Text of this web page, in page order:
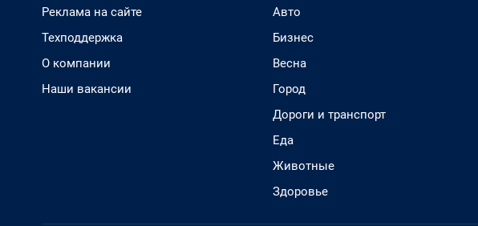
Реклама на сайте
Техподдержка
О компании
Наши вакансии
Авто
Бизнес
Весна
Город
Дороги и транспорт
Еда
Животные
Здоровье